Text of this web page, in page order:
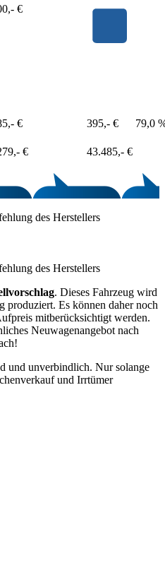
€
€ 395,- € 79,0
€
43.485,- €
des Herstellers
des Herstellers
. Dieses Fahrzeug wird
produziert. Es können daher noch
mitberücksichtigt werden.
Neuwagenangebot nach
und unverbindlich. Nur solange
und Irrtümer